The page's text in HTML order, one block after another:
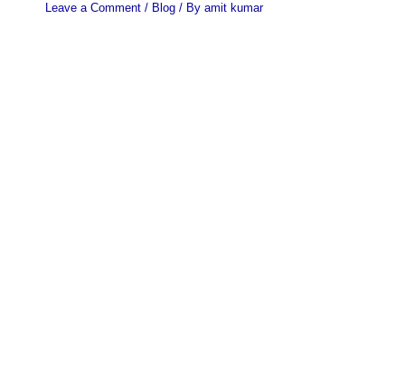
Leave a Comment / Blog/ By amit kumar